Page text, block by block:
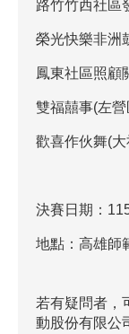
路竹竹西社區
榮光快樂非洲
鳳東社區照顧
雙福囍事(左營
歡喜作伙舞(
決賽日期：
地點：高雄師
若有疑問者，
動股份有限公